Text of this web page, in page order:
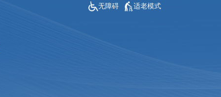
无障碍 适老模式